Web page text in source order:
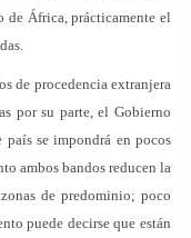
de África, prácticamente el
de procedencia extranjera
por su parte, el Gobierno
país se impondrá en pocos
ambos bandos reducen la
de predominio; poco
puede decirse que están